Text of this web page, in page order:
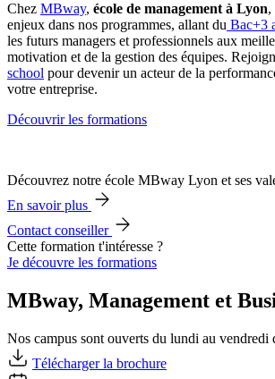
Chez MBway, école de management à Lyon,
enjeux dans nos programmes, allant du Bac+3
les futurs managers et professionnels aux
motivation et de la gestion des équipes.
school pour devenir un acteur de la
votre entreprise.
Découvrir les formations
Découvrez notre école MBway Lyon et ses
En savoir plus
Contact conseiller
Cette formation t'intéresse ?
Je découvre les formations
MBway, Management et
Nos campus sont ouverts du lundi au vendredi
Télécharger la brochure